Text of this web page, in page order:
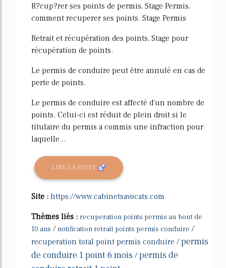
R?cup?rer ses points de permis, Stage Permis,
comment recuperer ses points. Stage Permis
Retrait et récupération des points, Stage pour
récupération de points.
Le permis de conduire peut être annulé en cas de
perte de points.
Le permis de conduire est affecté d'un nombre de
points. Celui-ci est réduit de plein droit si le
titulaire du permis a commis une infraction pour
laquelle...
LIRE LA SUITE
Site : https://www.cabinetsavocats.com
Thèmes liés : recuperation points permis au bout de
10 ans / notification retrait points permis conduire /
recuperation total point permis conduire /permis
de conduire 1 point 6 mois /permis de